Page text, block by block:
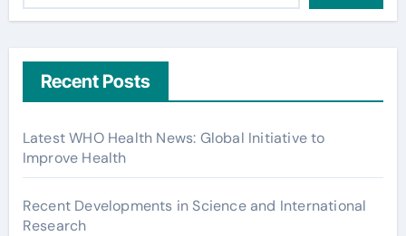
Recent Posts
Latest WHO Health News: Global Initiative to
Improve Health
Recent Developments in Science and International
Research